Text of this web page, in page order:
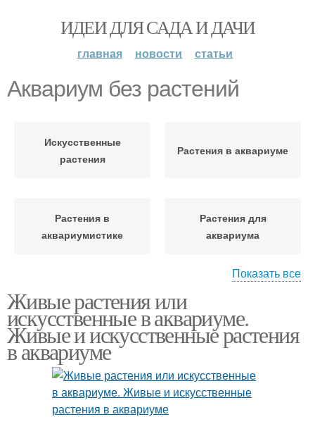
ИДЕИ ДЛЯ САДА И ДАЧИ
главная новости статьи
Аквариум без растений
Искусственные
растения
Растения в аквариуме
Растения в
аквариумистике
Растения для
аквариума
Аквариумные растения
Аквариум с живыми Светы в аквариуме
Показать все
Живые растения или
искусственные в аквариуме.
Живые и искусственные растения
в аквариуме